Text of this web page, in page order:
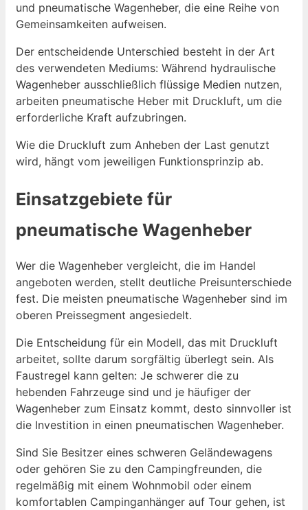
und pneumatische Wagenheber, die eine Reihe von
Gemeinsamkeiten aufweisen.
Der entscheidende Unterschied besteht in der Art
des verwendeten Mediums: Während hydraulische
Wagenheber ausschließlich flüssige Medien nutzen,
arbeiten pneumatische Heber mit Druckluft, um die
erforderliche Kraft aufzubringen.
Wie die Druckluft zum Anheben der Last genutzt
wird, hängt vom jeweiligen Funktionsprinzip ab.
Einsatzgebiete für
pneumatische Wagenheber
Wer die Wagenheber vergleicht, die im Handel
angeboten werden, stellt deutliche Preisunterschiede
fest. Die meisten pneumatische Wagenheber sind im
oberen Preissegment angesiedelt.
Die Entscheidung für ein Modell, das mit Druckluft
arbeitet, sollte darum sorgfältig überlegt sein. Als
Faustregel kann gelten: Je schwerer die zu
hebenden Fahrzeuge sind und je häufiger der
Wagenheber zum Einsatz kommt, desto sinnvoller ist
die Investition in einen pneumatischen Wagenheber.
Sind Sie Besitzer eines schweren Geländewagens
oder gehören Sie zu den Campingfreunden, die
regelmäßig mit einem Wohnmobil oder einem
komfortablen Campinganhänger auf Tour gehen, ist